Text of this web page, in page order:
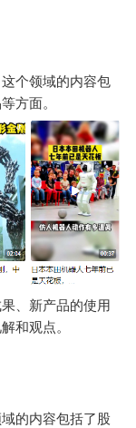
个领域的内容包
方面。
、新产品的使用
和观点。
的内容包括了股